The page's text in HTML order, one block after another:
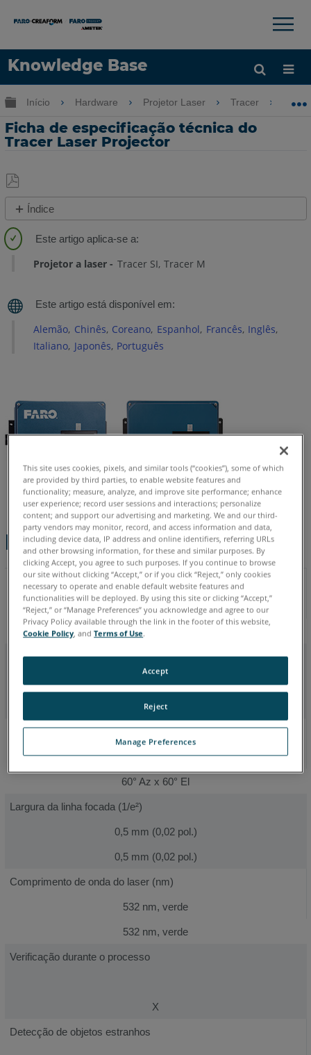
Knowledge Base
Idioma
×
Expandir/recolher hierarquia global
Início Hardware Projetor Laser Tracer
Ficha de especificação técnica do
Tracer Laser Projector
Salvar
como
PDF
Índice
técnicas
Especificações
Fichas
especificação
técnica
Projetor a laser Tracer SI Tracer M
Alemão Chinês Coreano Espanhol Francês Inglês
Italiano Japonês Português
Especificações técnicas
Precisão posicional a 4,7 m (2 RMS)
0,25 mm (0,01 pol.)
0,25 mm (0,01 pol.)
Faixa de projeção
1,8 - 15,2 m (6 - 50 pés)
Campo de visão angular
60° Az x 60° El
60° Az x 60° El
Largura da linha focada (1/e²)
0,5 mm (0,02 pol.)
0,5 mm (0,02 pol.)
Comprimento de onda do laser (nm)
532 nm, verde
532 nm, verde
Verificação durante o processo
X
Detecção de objetos estranhos
This site uses cookies, pixels, and similar tools (“cookies”), some of which
are provided by third parties, to enable website features and
functionality; measure, analyze, and improve site performance; enhance
user experience; record user sessions and interactions; personalize
content; and support our advertising and marketing. We and our third-
party vendors may monitor, record, and access information and data,
including device data, IP address and online identifiers, referring URLs
and other browsing information, for these and similar purposes. By
clicking Accept, you agree to such purposes. If you continue to browse
our site without clicking “Accept,” or if you click “Reject,” only cookies
necessary to operate and enable default website features and
functionalities will be deployed. By using this site or clicking “Accept,”
“Reject,” or “Manage Preferences” you acknowledge and agree to our
Privacy Policy available through the link in the footer of this website,
Cookie Policy, andTerms of Use.
Manage Preferences
Reject
Accept